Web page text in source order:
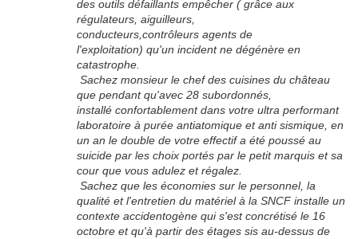
des outils défaillants empêcher ( grâce aux
régulateurs, aiguilleurs,
conducteurs,contrôleurs agents de
l'exploitation) qu'un incident ne dégénère en
catastrophe.
Sachez monsieur le chef des cuisines du château
que pendant qu'avec 28 subordonnés,
installé confortablement dans votre ultra performant
laboratoire à purée antiatomique et anti sismique, en
un an le double de votre effectif a été poussé au
suicide par les choix portés par le petit marquis et sa
cour que vous adulez et régalez.
Sachez que les économies sur le personnel, la
qualité et l'entretien du matériel à la SNCF installe un
contexte accidentogène qui s'est concrétisé le 16
octobre et qu'à partir des étages sis au-dessus de